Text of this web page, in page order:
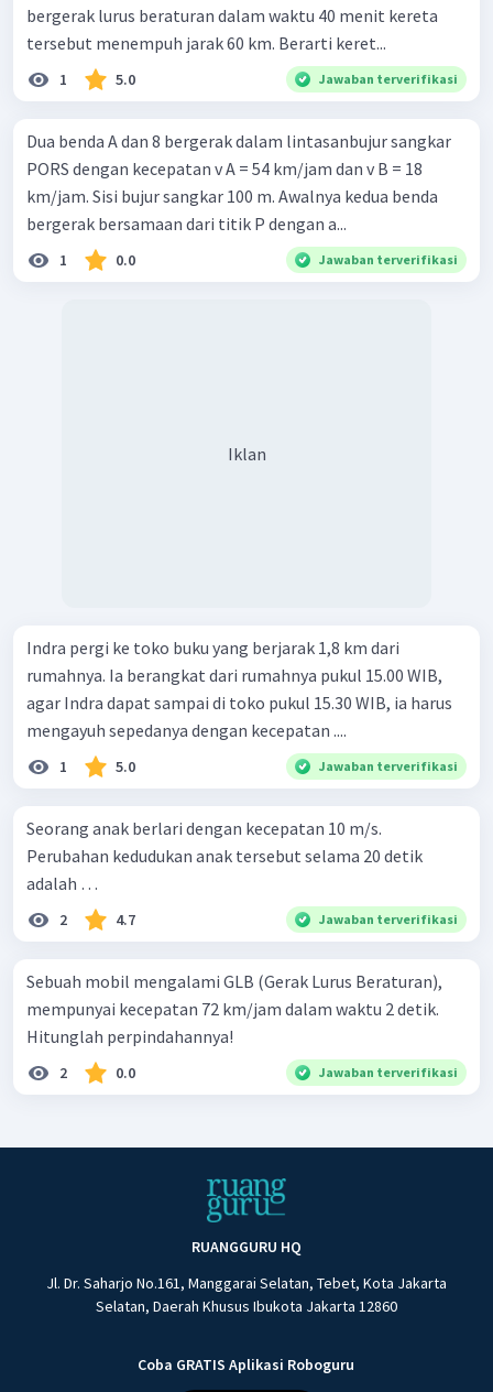
bergerak lurus beraturan dalam waktu 40 menit kereta
tersebut menempuh jarak 60 km. Berarti keret...
1 5.0 Jawaban terverifikasi
Dua benda A dan 8 bergerak dalam lintasanbujur sangkar
PORS dengan kecepatan v A = 54 km/jam dan v B = 18
km/jam. Sisi bujur sangkar 100 m. Awalnya kedua benda
bergerak bersamaan dari titik P dengan a...
1 0.0 Jawaban terverifikasi
Iklan
Indra pergi ke toko buku yang berjarak 1,8 km dari
rumahnya. Ia berangkat dari rumahnya pukul 15.00 WIB,
agar Indra dapat sampai di toko pukul 15.30 WIB, ia harus
mengayuh sepedanya dengan kecepatan ....
1 5.0 Jawaban terverifikasi
Seorang anak berlari dengan kecepatan 10 m/s.
Perubahan kedudukan anak tersebut selama 20 detik
adalah …
2 4.7 Jawaban terverifikasi
Sebuah mobil mengalami GLB (Gerak Lurus Beraturan),
mempunyai kecepatan 72 km/jam dalam waktu 2 detik.
Hitunglah perpindahannya!
2 0.0 Jawaban terverifikasi
RUANGGURU HQ
Jl. Dr. Saharjo No.161, Manggarai Selatan, Tebet, Kota Jakarta
Selatan, Daerah Khusus Ibukota Jakarta 12860
Coba GRATIS Aplikasi Roboguru